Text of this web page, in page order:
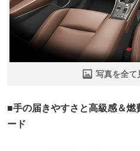
写真を全て
■手の届きやすさと高級感＆燃
ード